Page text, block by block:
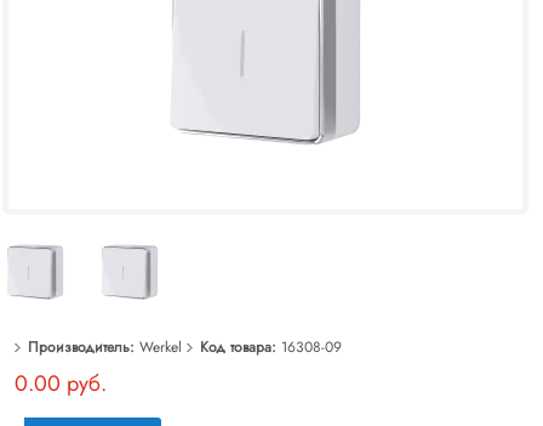
Производитель: Werkel Код товара: 16308-09
0.00 руб.